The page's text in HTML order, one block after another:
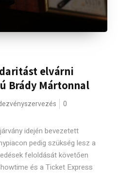
elvárni
Brády Mártonnal
0
idején bevezetett
pedig szükség lesz a
feloldását követően
és a Ticket Express